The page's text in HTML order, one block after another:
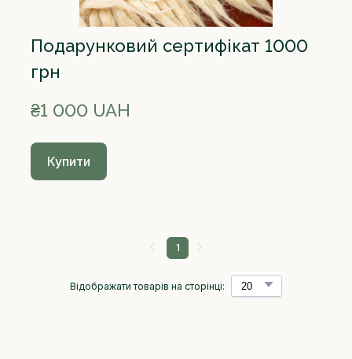
Подарунковий сертифікат 1000
грн
₴1 000 UAH
Купити
Відображати товарів на сторінці:
1